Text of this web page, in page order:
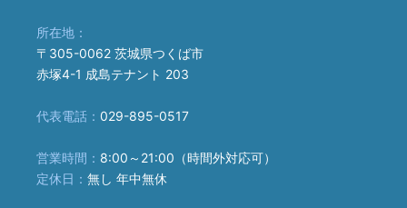
所在地：
〒305-0062 茨城県つくば市
赤塚4-1 成島テナント 203
代表電話： 029-895-0517
営業時間： 8:00～21:00（時間外対応可）
定休日： 無し 年中無休